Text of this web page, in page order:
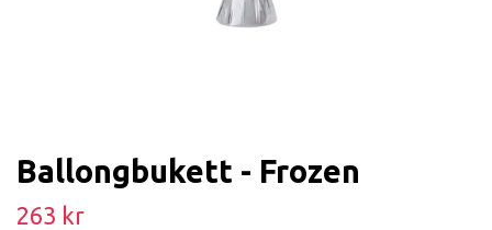
Ballongbukett - Frozen
263 kr